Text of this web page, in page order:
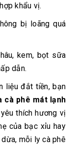
khẩu vị.
bị loãng quá
kem, bọt sữa
dẫn.
liệu đắt tiền, bạn
cà phê mát lạnh
thích hương vị
của bạc xỉu hay
mỗi ly cà phê